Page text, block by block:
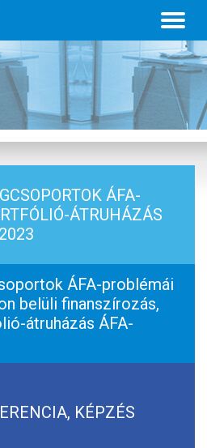
ÁFA-
ÁTRUHÁZÁS
ÁFA-problémái
belüli finanszírozás,
átruházás ÁFA-
KÉPZÉS